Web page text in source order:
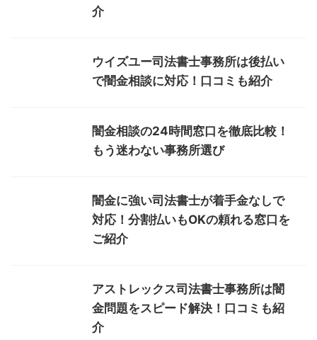
介
ウイズユー司法書士事務所は後払い
で闇金相談に対応！口コミも紹介
闇金相談の24時間窓口を徹底比較！
もう迷わない事務所選び
闇金に強い司法書士が着手金なしで
対応！分割払いもOKの頼れる窓口を
ご紹介
アストレックス司法書士事務所は闇
金問題をスピード解決！口コミも紹
介